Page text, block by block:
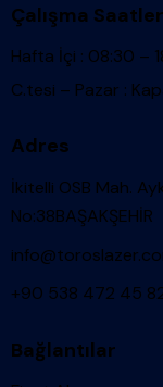
Çalışma
Hafta İçi : 08:30 –
C.tesi – Pazar :
Adres
İkitelli OSB Mah.
No:38BAŞAKŞEHİR
+90 538 472 45
Bağlantılar